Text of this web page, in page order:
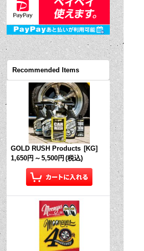
Recommended Items
GOLD RUSH Products [KG]
1,650円 ～ 5,500円 (税込)